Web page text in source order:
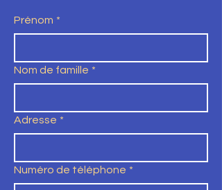
Prénom *
Nom de famille *
Adresse *
Numéro de téléphone *